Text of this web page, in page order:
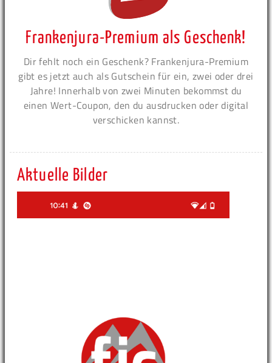
Frankenjura-Premium als Geschenk!
Dir fehlt noch ein Geschenk? Frankenjura-Premium
gibt es jetzt auch als Gutschein für ein, zwei oder drei
Jahre! Innerhalb von zwei Minuten bekommst du
einen Wert-Coupon, den du ausdrucken oder digital
verschicken kannst.
Aktuelle Bilder